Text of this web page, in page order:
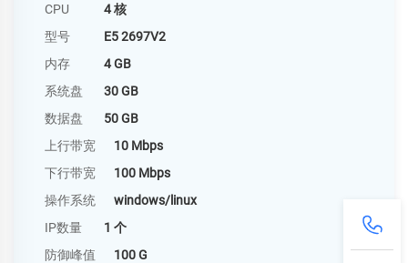
CPU
4 核
型号
E5 2697V2
内存
4 GB
系统盘
30 GB
数据盘
50 GB
上行带宽
10 Mbps
下行带宽
100 Mbps
操作系统
windows/linux
IP数量
1 个
防御峰值
100 G